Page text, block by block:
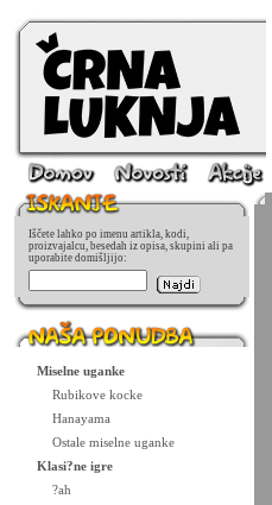
Iščete lahko po imenu artikla, kodi,
proizvajalcu, besedah iz opisa, skupini ali pa
uporabite domišljijo:
Miselne uganke
Rubikove kocke
Hanayama
Ostale miselne uganke
Klasi?ne igre
?ah